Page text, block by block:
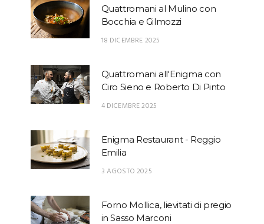
Quattromani al Mulino con
Bocchia e Gilmozzi
18 DICEMBRE 2025
Quattromani all'Enigma con
Ciro Sieno e Roberto Di Pinto
4 DICEMBRE 2025
Enigma Restaurant - Reggio
Emilia
3 AGOSTO 2025
Forno Mollica, lievitati di pregio
in Sasso Marconi